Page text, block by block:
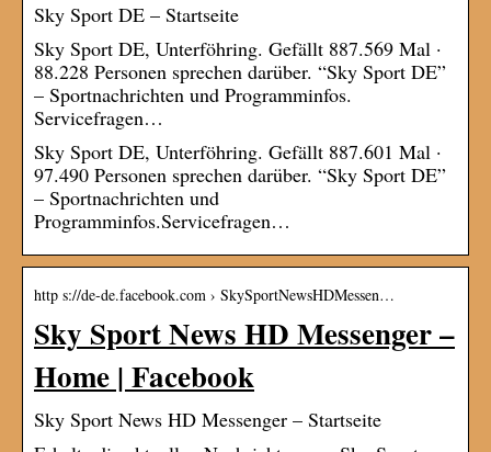
Sky Sport DE – Startseite
Sky Sport DE, Unterföhring. Gefällt 887.569 Mal ·
88.228 Personen sprechen darüber. “Sky Sport DE”
– Sportnachrichten und Programminfos.
Servicefragen…
Sky Sport DE, Unterföhring. Gefällt 887.601 Mal ·
97.490 Personen sprechen darüber. “Sky Sport DE”
– Sportnachrichten und
Programminfos.Servicefragen…
http s://de-de.facebook.com › SkySportNewsHDMessen…
Sky Sport News HD Messenger –
Home | Facebook
Sky Sport News HD Messenger – Startseite